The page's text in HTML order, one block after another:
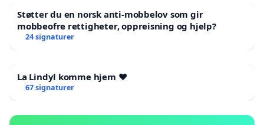
Støtter du en norsk anti-mobbelov som gir
mobbeofre rettigheter, oppreisning og hjelp?
24 signaturer
La Lindyl komme hjem ❤️
67 signaturer